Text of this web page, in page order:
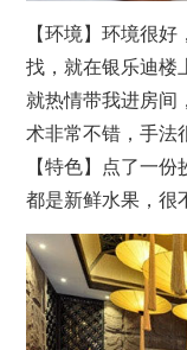
【环境】环境很
找，就在银乐迪楼
就热情带我进房间
术非常不错，手法
【特色】点了一
都是新鲜水果，很